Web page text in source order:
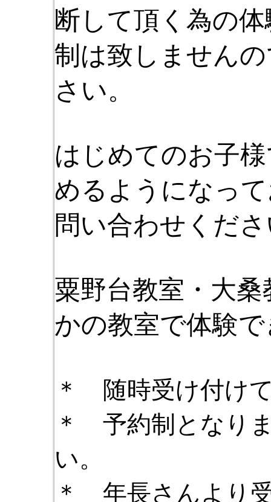
断して頂く為の
制は致しません
さい。
はじめてのお子
めるようになっ
問い合わせくだ
粟野台教室・大
かの教室で体験
＊ 随時受け付け
＊ 予約制となり
い。
＊ 年長さんより